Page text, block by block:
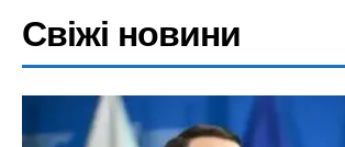
Свіжі новини